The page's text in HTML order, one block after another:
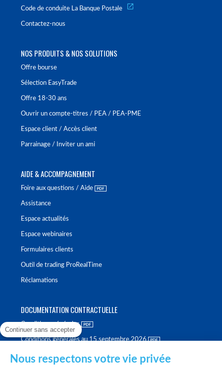
Code de conduite La Banque Postale
Contactez-nous
NOS PRODUITS & NOS SOLUTIONS
Offre bourse
Sélection EasyTrade
Offre 18-30 ans
Ouvrir un compte-titres / PEA / PEA-PME
Espace client / Accès client
Parrainage / Inviter un ami
AIDE & ACCOMPAGNEMENT
Foire aux questions / Aide
Assistance
Espace actualités
Espace webinaires
Formulaires clients
Outil de trading ProRealTime
Réclamations
DOCUMENTATION CONTRACTUELLE
Conditions générales
Conditions générales au 15 septembre 2026
Continuer sans accepter
Nous respectons votre vie privée